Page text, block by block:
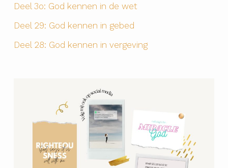
Deel 3o: God kennen in de wet
Deel 29: God kennen in gebed
Deel 28: God kennen in vergeving